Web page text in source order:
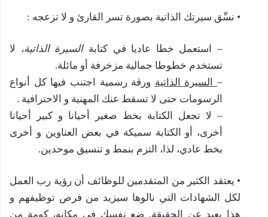
• نسِّق سيرتك الذاتية بصورة تسر القارئ و لا تزعجه :
– استعمل خطا عاديا في كتابةالسيرة الذاتية، لا
تستخدم خطوطا جمالية مزخرفة أو مائلة.
– السيرة الذاتية ورقة رسمية اجتنب فيها كل أنواع
الرسومات حتى لا تسقط عنك المهنية و الاحترافية .
– لا تجعل الكتابة بخط صغير أحيانا و كبير أحيانا
أخرى، أو الكتابة سميكة في بعض العناوين و أخرى
بخط عادي، لذا، التزم بنمط و تنسيق موحدين.
• يعتقد الكثير من المتقدمين للوظائف أن رؤية رب العمل
لكل الشهادات التي نالوها سيزيد من فرص توظيفهم و
هذا بعيد عن الحقيقة. ضع نفسك في مكانه، كومة من